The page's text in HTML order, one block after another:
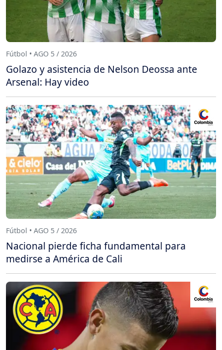
Fútbol • AGO 5 / 2026
Golazo y asistencia de Nelson Deossa ante
Arsenal: Hay video
Fútbol • AGO 5 / 2026
Nacional pierde ficha fundamental para
medirse a América de Cali